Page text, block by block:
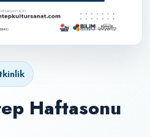
Haftasonu